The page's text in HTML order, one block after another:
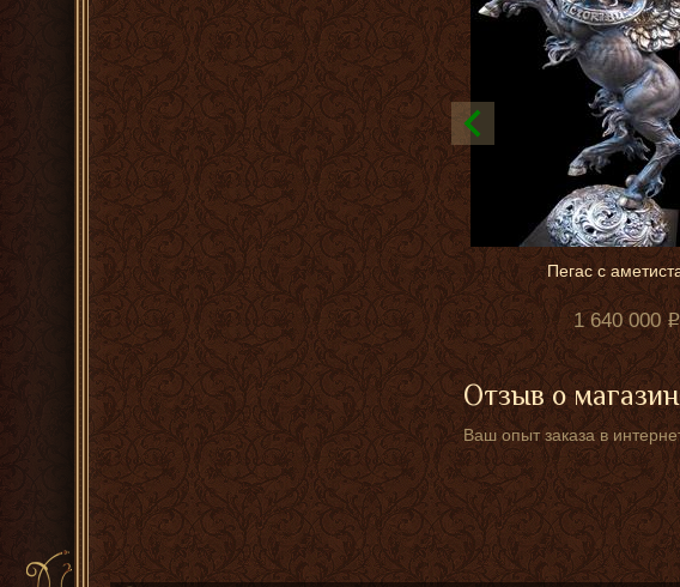
Пегас с
1 640 000
Отзыв о
Ваш опыт заказа в